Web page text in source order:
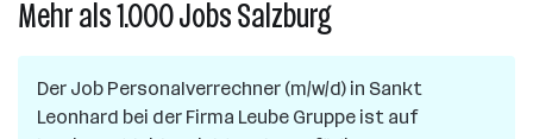
Mehr als 1.000JobsSalzburgMehr
als
Jobs
in
Der Job Personalverrechner (m/w/d) in Sankt
Leonhard bei der Firma Leube Gruppe ist auf